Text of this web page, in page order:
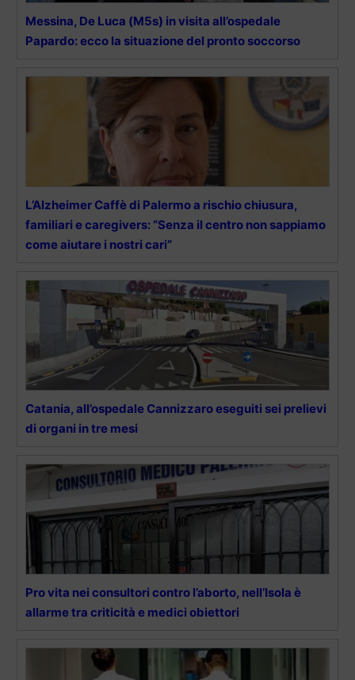
Messina, De Luca (M5s) in visita all’ospedale
Papardo: ecco la situazione del pronto soccorso
L’Alzheimer Caffè di Palermo a rischio chiusura,
familiari e caregivers: “Senza il centro non sappiamo
come aiutare i nostri cari”
Catania, all’ospedale Cannizzaro eseguiti sei prelievi
di organi in tre mesi
Pro vita nei consultori contro l’aborto, nell’Isola è
allarme tra criticità e medici obiettori